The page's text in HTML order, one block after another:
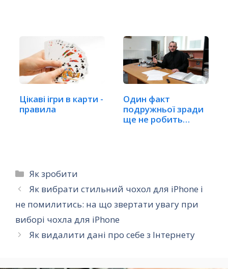
Цікаві ігри в карти -
правила
Один факт
подружньої зради
ще не робить
Категорії
Як зробити
Як вибрати стильний чохол для iPhone і
не помилитись: на що звертати увагу при
виборі чохла для iPhone
Як видалити дані про себе з Інтернету